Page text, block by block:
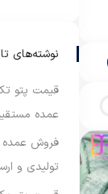
نوشته‌های
قیمت پتو
عمده
فروش عمده
تولیدی و